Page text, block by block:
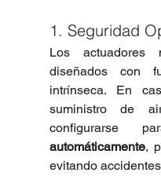
1. Seguridad
Los actuadores
diseñados con
intrínseca. En
suministro de
configurarse
automáticamente,
evitando